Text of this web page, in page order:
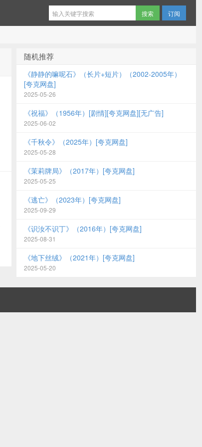
订阅
随机推荐
《静静的嘛呢石》（长片+短片）（2002-2005年）
[夸克网盘]
2025-05-26
《祝福》（1956年）[剧情][夸克网盘][无广告]
2025-06-02
《千秋令》（2025年）[夸克网盘]
2025-05-28
《茉莉牌局》（2017年）[夸克网盘]
2025-05-25
《逃亡》（2023年）[夸克网盘]
2025-09-29
《识汝不识丁》（2016年）[夸克网盘]
2025-08-31
《地下丝绒》（2021年）[夸克网盘]
2025-05-20